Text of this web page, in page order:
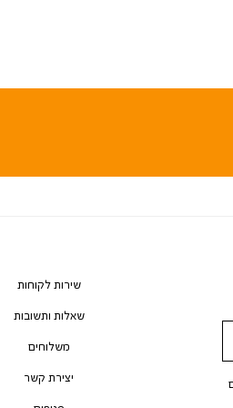
שירות לקוחות
שאלות ותשובות
משלוחים
יצירת קשר